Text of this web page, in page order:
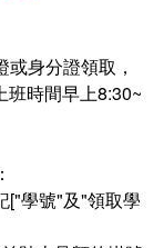
身分證領取，
班時間早上8:30~
["學號"及"領取學